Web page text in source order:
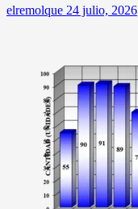
elremolque 24 julio, 2026